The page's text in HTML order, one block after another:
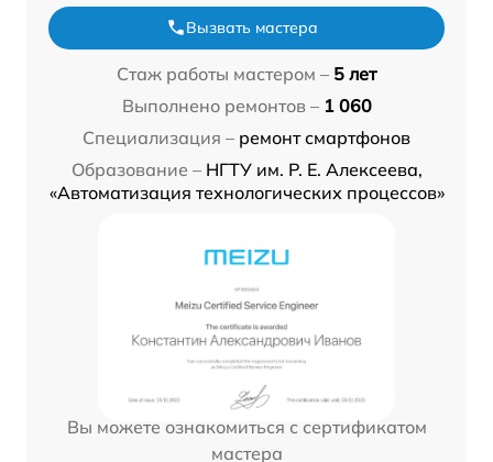
Вызвать мастера
Стаж работы мастером – 5 лет
Выполнено ремонтов – 1 060
Специализация – ремонт смартфонов
Образование – НГТУ им. Р. Е. Алексеева,
«Автоматизация технологических процессов»
Вы можете ознакомиться с сертификатом
мастера